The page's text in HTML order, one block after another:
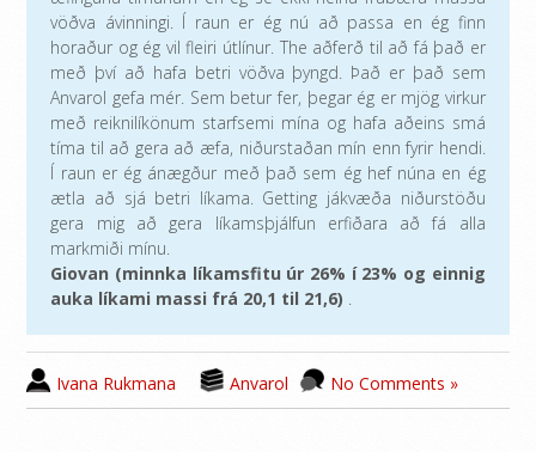
vöðva ávinningi. Í raun er ég nú að passa en ég finn
horaður og ég vil fleiri útlínur. The aðferð til að fá það er
með því að hafa betri vöðva þyngd. Það er það sem
Anvarol gefa mér. Sem betur fer, þegar ég er mjög virkur
með reiknilíkönum starfsemi mína og hafa aðeins smá
tíma til að gera að æfa, niðurstaðan mín enn fyrir hendi.
Í raun er ég ánægður með það sem ég hef núna en ég
ætla að sjá betri líkama. Getting jákvæða niðurstöðu
gera mig að gera líkamsþjálfun erfiðara að fá alla
markmiði mínu.
Giovan (minnka líkamsfitu úr 26% í 23% og einnig
auka líkami massi frá 20,1 til 21,6)
Ivana Rukmana Anvarol No Comments »